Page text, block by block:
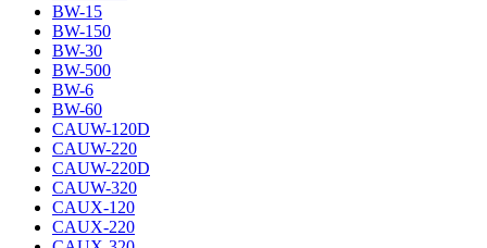
BW-15
BW-150
BW-30
BW-500
BW-6
BW-60
CAUW-120D
CAUW-220
CAUW-220D
CAUW-320
CAUX-120
CAUX-220